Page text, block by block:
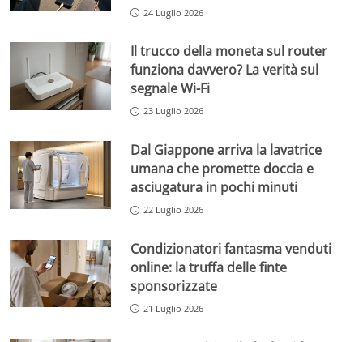
24 Luglio 2026
Il trucco della moneta sul router
funziona davvero? La verità sul
segnale Wi-Fi
23 Luglio 2026
Dal Giappone arriva la lavatrice
umana che promette doccia e
asciugatura in pochi minuti
22 Luglio 2026
Condizionatori fantasma venduti
online: la truffa delle finte
sponsorizzate
21 Luglio 2026